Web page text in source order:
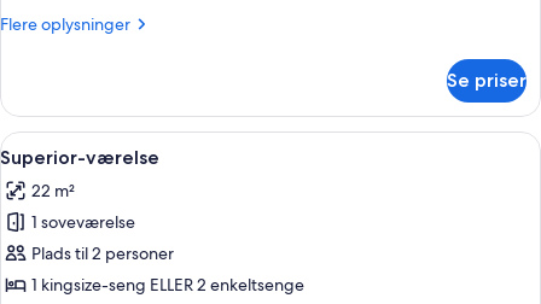
Flere oplysninger
Flere
Se priser
Indlæs
alle
billeder
af
Superior-
værelse
Et hotelværelse med en stor seng,
7
Superior-værelse
22 m²
1 soveværelse
Plads til 2 personer
1 kingsize-seng ELLER 2 enkeltsenge